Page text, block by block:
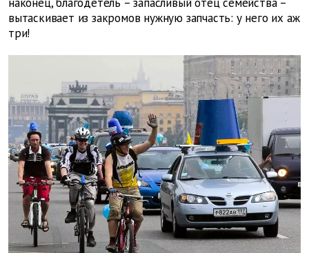
вытаскивает из закромов нужную запчасть: у него их аж
три!